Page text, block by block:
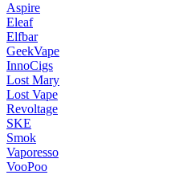
Aspire
Eleaf
Elfbar
GeekVape
InnoCigs
Lost Mary
Lost Vape
Revoltage
SKE
Smok
Vaporesso
VooPoo